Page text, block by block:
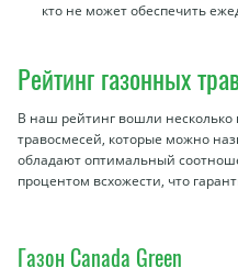
кто не может обеспечить
Рейтинг газонных
В наш рейтинг вошли несколько
травосмесей, которые можно
обладают оптимальный
процентом всхожести, что
Газон Canada Green